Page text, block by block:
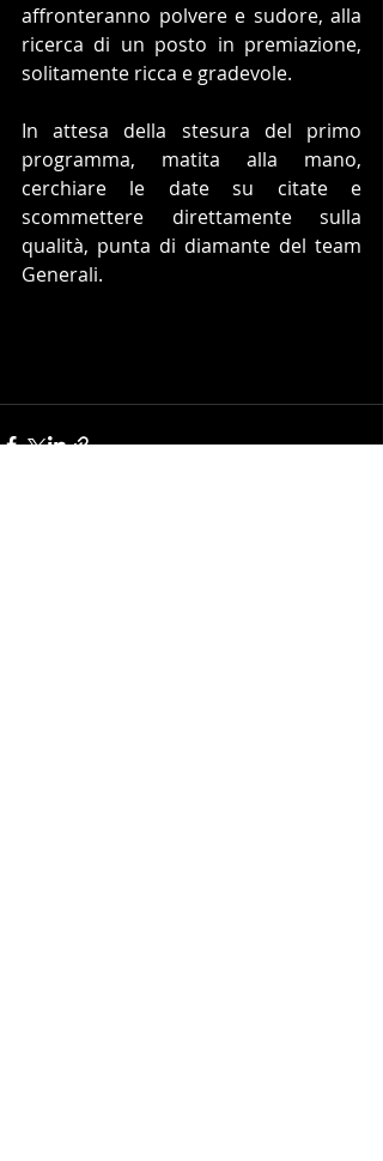
affronteranno polvere e sudore, alla
ricerca di un posto in premiazione,
solitamente ricca e gradevole.
In attesa della stesura del primo
programma, matita alla mano,
cerchiare le date su citate e
scommettere direttamente sulla
qualità, punta di diamante del team
Generali.